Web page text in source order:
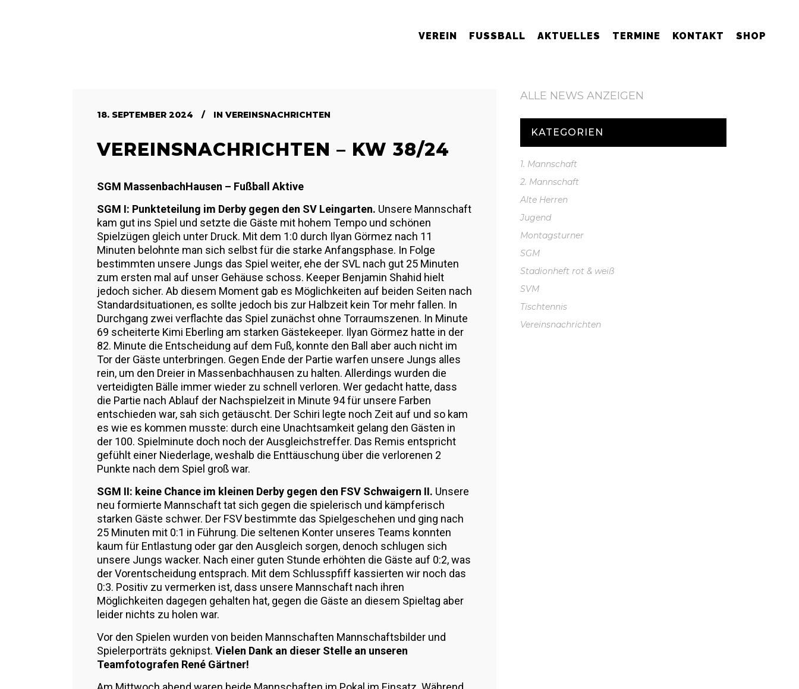
VEREIN FUSSBALL AKTUELLES TERMINE KONTAKT SHOP
18. SEPTEMBER 2024 IN VEREINSNACHRICHTEN
VEREINSNACHRICHTEN – KW 38/24
SGM MassenbachHausen – Fußball Aktive
SGM I: Punkteteilung im Derby gegen den SV Leingarten. Unsere Mannschaft
kam gut ins Spiel und setzte die Gäste mit hohem Tempo und schönen
Spielzügen gleich unter Druck. Mit dem 1:0 durch Ilyan Görmez nach 11
Minuten belohnte man sich selbst für die starke Anfangsphase. In Folge
bestimmten unsere Jungs das Spiel weiter, ehe der SVL nach gut 25 Minuten
zum ersten mal auf unser Gehäuse schoss. Keeper Benjamin Shahid hielt
jedoch sicher. Ab diesem Moment gab es Möglichkeiten auf beiden Seiten nach
Standardsituationen, es sollte jedoch bis zur Halbzeit kein Tor mehr fallen. In
Durchgang zwei verflachte das Spiel zunächst ohne Torraumszenen. In Minute
69 scheiterte Kimi Eberling am starken Gästekeeper. Ilyan Görmez hatte in der
82. Minute die Entscheidung auf dem Fuß, konnte den Ball aber auch nicht im
Tor der Gäste unterbringen. Gegen Ende der Partie warfen unsere Jungs alles
rein, um den Dreier in Massenbachhausen zu halten. Allerdings wurden die
verteidigten Bälle immer wieder zu schnell verloren. Wer gedacht hatte, dass
die Partie nach Ablauf der Nachspielzeit in Minute 94 für unsere Farben
entschieden war, sah sich getäuscht. Der Schiri legte noch Zeit auf und so kam
es wie es kommen musste: durch eine Unachtsamkeit gelang den Gästen in
der 100. Spielminute doch noch der Ausgleichstreffer. Das Remis entspricht
gefühlt einer Niederlage, weshalb die Enttäuschung über die verlorenen 2
Punkte nach dem Spiel groß war.
SGM II: keine Chance im kleinen Derby gegen den FSV Schwaigern II. Unsere
neu formierte Mannschaft tat sich gegen die spielerisch und kämpferisch
starken Gäste schwer. Der FSV bestimmte das Spielgeschehen und ging nach
25 Minuten mit 0:1 in Führung. Die seltenen Konter unseres Teams konnten
kaum für Entlastung oder gar den Ausgleich sorgen, denoch schlugen sich
unsere Jungs wacker. Nach einer guten Stunde erhöhten die Gäste auf 0:2, was
der Vorentscheidung entsprach. Mit dem Schlusspfiff kassierten wir noch das
0:3. Positiv zu vermerken ist, dass unsere Mannschaft nach ihren
Möglichkeiten dagegen gehalten hat, gegen die Gäste an diesem Spieltag aber
leider nichts zu holen war.
Vor den Spielen wurden von beiden Mannschaften Mannschaftsbilder und
Spielerporträts geknipst. Vielen Dank an dieser Stelle an unseren
Teamfotografen René Gärtner!
ALLE NEWS ANZEIGEN
KATEGORIEN
1. Mannschaft
2. Mannschaft
Alte Herren
Jugend
Montagsturner
SGM
Stadionheft rot & weiß
SVM
Tischtennis
Vereinsnachrichten